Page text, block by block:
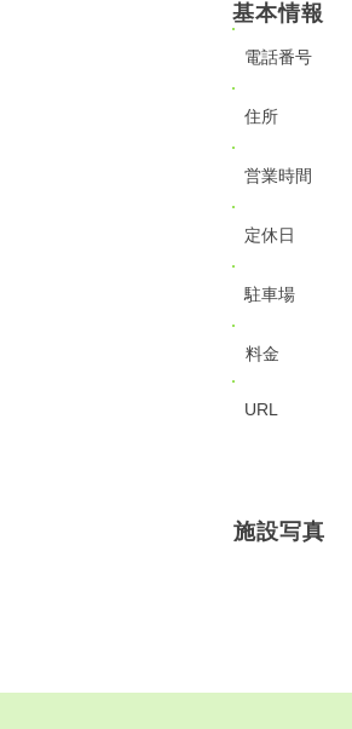
基本情報
電話番号
住所
営業時間
定休日
駐車場
URL
料金
施設写真